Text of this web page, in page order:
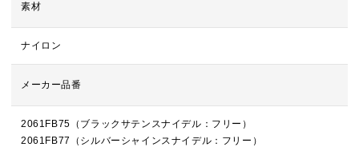
素材
ナイロン
メーカー品番
2061FB75（ブラックサテンスナイデル：フリー）
2061FB77（シルバーシャインスナイデル：フリー）